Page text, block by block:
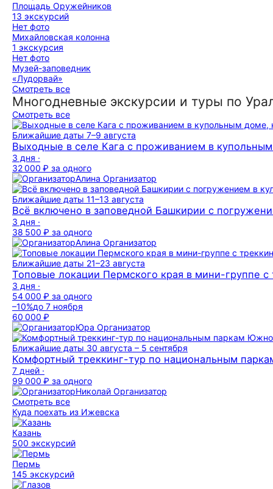
Площадь Оружейников
13 экскурсий
Нет фото
Михайловская колонна
1 экскурсия
Нет фото
Музей-заповедник
«Лудорвай»
Смотреть все
Многодневные экскурсии и туры по
Смотреть все
Ближайшие даты 7–9 августа
Выходные в селе Кага с проживанием в
3 дня ·
32 000 ₽ за одного
Алина Организатор
Ближайшие даты 11–13 августа
Всё включено в заповедной Башкирии с
3 дня ·
38 500 ₽ за одного
Алина Организатор
Ближайшие даты 21–23 августа
Топовые локации Пермского края в мини-группе
3 дня ·
54 000 ₽ за одного
–10%до 7 ноября
60 000 ₽
Юра Организатор
Ближайшие даты 30 августа – 5 сентября
Комфортный треккинг-тур по национальным
7 дней ·
99 000 ₽ за одного
Николай Организатор
Смотреть все
Куда поехать из Ижевска
Казань
500 экскурсий
Пермь
145 экскурсий